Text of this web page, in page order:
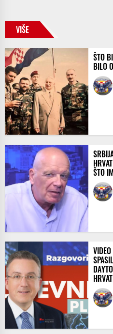
VIŠE
ŠTO
BILO
ŠTO